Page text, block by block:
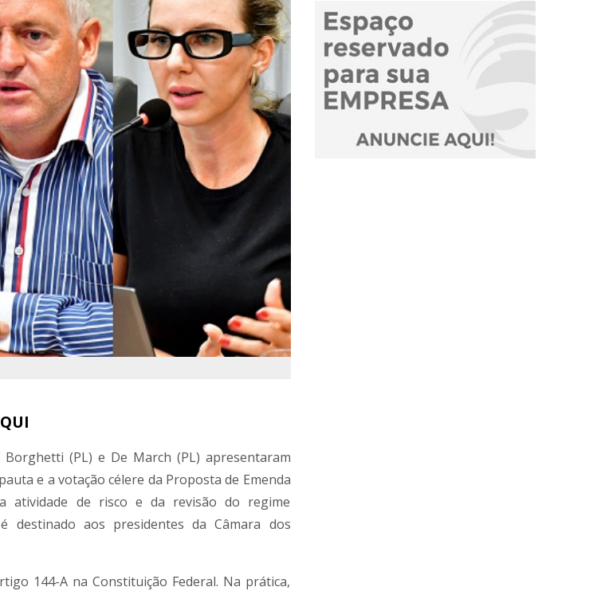
(PL) e De March (PL) apresentaram
e a votação célere da Proposta de Emenda
atividade de risco e da revisão do regime
destinado aos presidentes da Câmara dos
144-A na Constituição Federal. Na prática,